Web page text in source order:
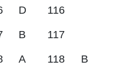
D 116
B 117
A 118 B